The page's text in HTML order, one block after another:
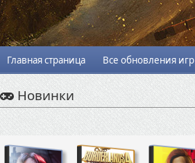
Главная страница Все обновления игр
Новинки